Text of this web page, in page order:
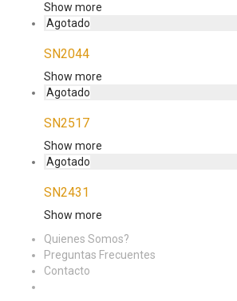
Show more
SN2044
Show more
SN2517
Show more
SN2431
Show more
Quienes Somos?
Preguntas Frecuentes
Contacto